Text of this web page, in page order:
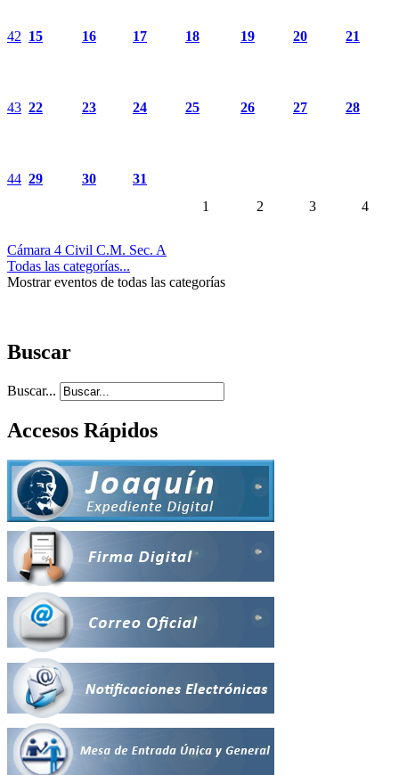
42 15 16 17 18 19 20 21
43 22 23 24 25 26 27 28
44 29 30
31
1
2 3 4
Cámara 4 Civil C.M. Sec. A
Todas las categorías...
Mostrar eventos de todas las categorías
Buscar
Buscar...
Accesos Rápidos